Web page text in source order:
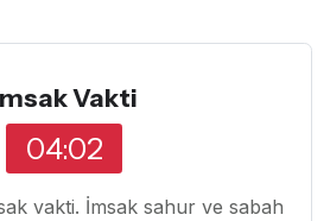
Vakti
04:02
vakti. İmsak sahur ve sabah